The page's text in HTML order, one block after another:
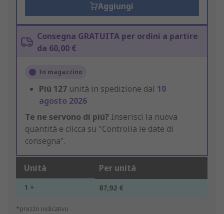
Aggiungi
Consegna GRATUITA per ordini a partire
da 60,00 €
In magazzino
Più 127 unità in spedizione dal 10
agosto 2026
Te ne servono di più? Inserisci la nuova
quantità e clicca su "Controlla le date di
consegna".
Unità Per unità
1 + 87,92 €
*prezzo indicativo